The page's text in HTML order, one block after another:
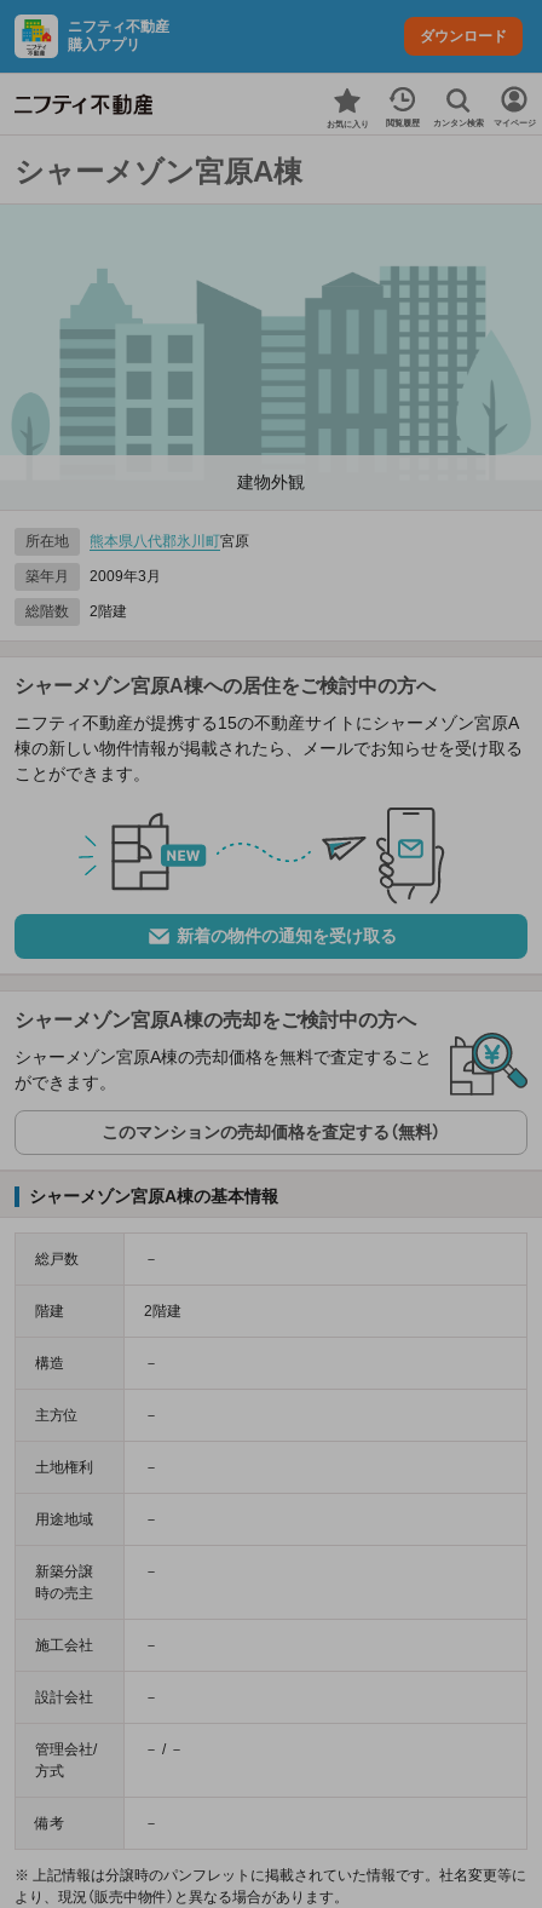
ニフティ不動産
購入アプリ
ダウンロード
お気に入り 閲覧履歴 カンタン検索 マイページ
シャーメゾン宮原A棟
建物外観
所在地 熊本県八代郡氷川町宮原
築年月 2009年3月
総階数 2階建
シャーメゾン宮原A棟への居住をご検討中の方へ
ニフティ不動産が提携する15の不動産サイトにシャーメゾン宮原A
棟の新しい物件情報が掲載されたら、メールでお知らせを受け取る
ことができます。
新着の物件の通知を受け取る
シャーメゾン宮原A棟の売却をご検討中の方へ
シャーメゾン宮原A棟の売却価格を無料で査定すること
ができます。
このマンションの売却価格を査定する（無料）
シャーメゾン宮原A棟の基本情報
総戸数 －
階建 2階建
構造 －
主方位 －
土地権利 －
用途地域 －
新築分譲
時の売主
－
施工会社 －
設計会社 －
管理会社/
方式
－ / －
備考 －
※ 上記情報は分譲時のパンフレットに掲載されていた情報です。社名変更等に
より、現況（販売中物件）と異なる場合があります。